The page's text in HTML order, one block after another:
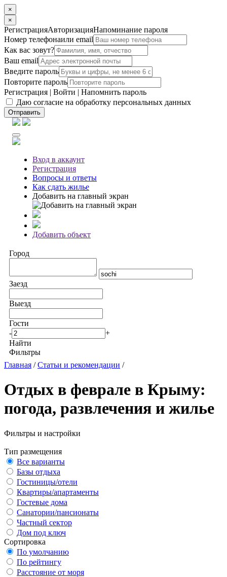
×
×
РегистрацияАвторизацияНапоминание пароля
Номер телефонаили email
Как вас зовут?
Ваш email
Введите пароль
Повторите пароль
Регистрация | Войти | Напомнить пароль
Даю согласие на обработку персональных данных
Отправить
Вход в аккаунт
Регистрация
Вопросы и ответы
Как сдать жилье
Добавить на главный экран
Добавить объект
Город
Заезд
Выезд
Гости
-
+
Найти
Фильтры
Главная /Статьи и рекомендации /
Отдых в феврале в Крыму:
погода, развлечения и жилье
Фильтры и настройки
Тип размещения
Все варианты
Базы отдыха
Гостиницы/отели
Квартиры/апартаменты
Гостевые дома
Санатории/пансионаты
Частный сектор
Дом под ключ
Сортировка
По умолчанию
По рейтингу
Расстояние от моря